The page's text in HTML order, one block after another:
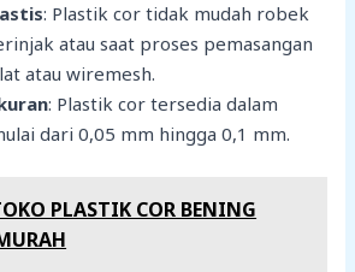
: Plastik cor tidak mudah robek
atau saat proses pemasangan
atau wiremesh.
: Plastik cor tersedia dalam
dari 0,05 mm hingga 0,1 mm.
PLASTIK COR BENING